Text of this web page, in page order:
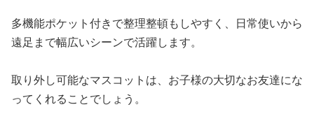
多機能ポケット付きで整理整頓もしやすく、日常使いから
遠足まで幅広いシーンで活躍します。
取り外し可能なマスコットは、お子様の大切なお友達にな
ってくれることでしょう。